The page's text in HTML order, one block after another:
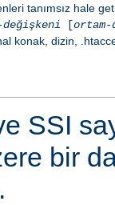
tanımsız hale
değişkeni [
konak, dizin,
SSI
bir